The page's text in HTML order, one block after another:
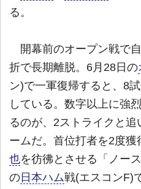
る。
開幕前のオープン戦で
折で長期離脱。6月28日の
ン)で一軍復帰すると、8
している。数字以上に強
るのが、2ストライクと
ームだ。首位打者を2度獲
也を彷彿とさせる「ノー
の 日本ハム戦(エスコンF)